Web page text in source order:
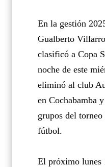
En la gestión
Gualberto
clasificó a Copa
noche de este
eliminó al club
en Cochabamba
grupos del
fútbol.
El próximo lunes